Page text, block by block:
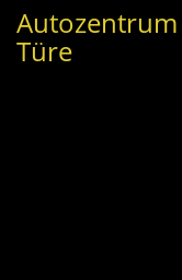
Autozentrum
Türe